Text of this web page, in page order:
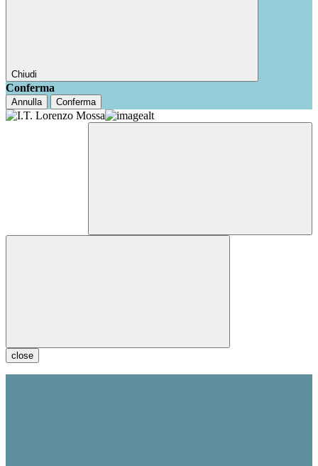
Chiudi
Conferma
Annulla Conferma
close